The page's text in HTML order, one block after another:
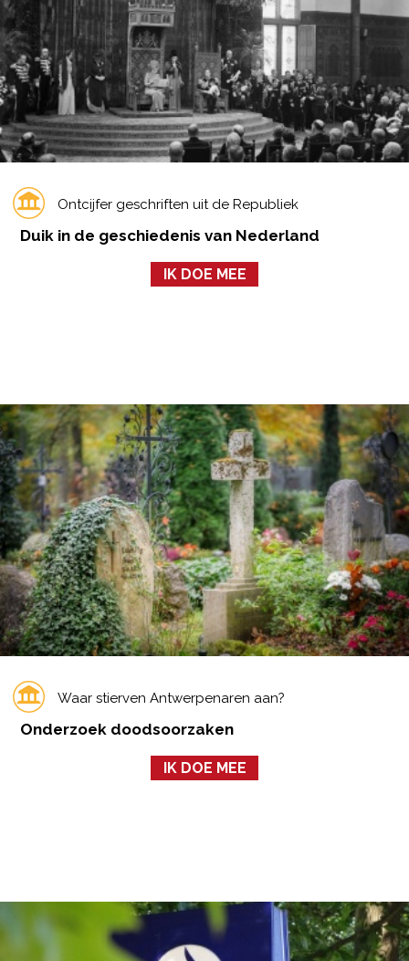
Ontcijfer geschriften uit de Republiek
Duik in de geschiedenis van Nederland
IK DOE MEE
Waar stierven Antwerpenaren aan?
Onderzoek doodsoorzaken
IK DOE MEE